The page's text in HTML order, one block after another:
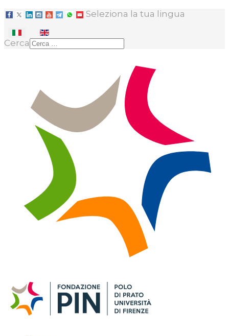
Seleziona la tua lingua
Cerca